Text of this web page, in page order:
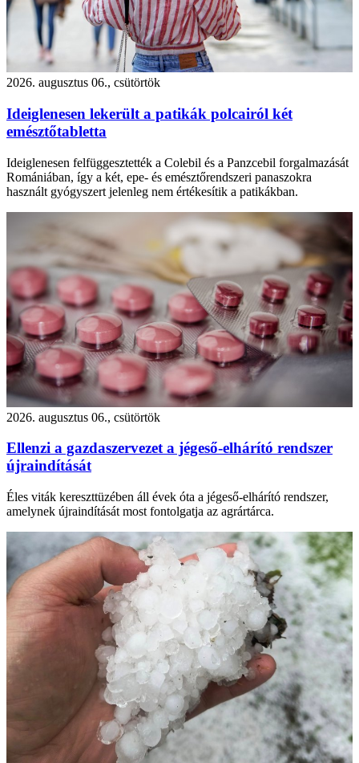
2026. augusztus 06., csütörtök
Ideiglenesen lekerült a patikák polcairól két
emésztőtabletta
Ideiglenesen felfüggesztették a Colebil és a Panzcebil forgalmazását
Romániában, így a két, epe- és emésztőrendszeri panaszokra
használt gyógyszert jelenleg nem értékesítik a patikákban.
2026. augusztus 06., csütörtök
Ellenzi a gazdaszervezet a jégeső-elhárító rendszer
újraindítását
Éles viták kereszttüzében áll évek óta a jégeső-elhárító rendszer,
amelynek újraindítását most fontolgatja az agrártárca.